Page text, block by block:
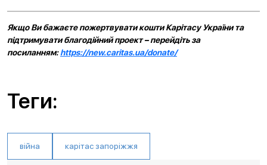
Якщо Ви бажаєте пожертвувати кошти Карітасу України та
підтримувати благодійний проект – перейдіть за
посиланням:https://new.caritas.ua/donate/
Теги:
війна карітас запоріжжя